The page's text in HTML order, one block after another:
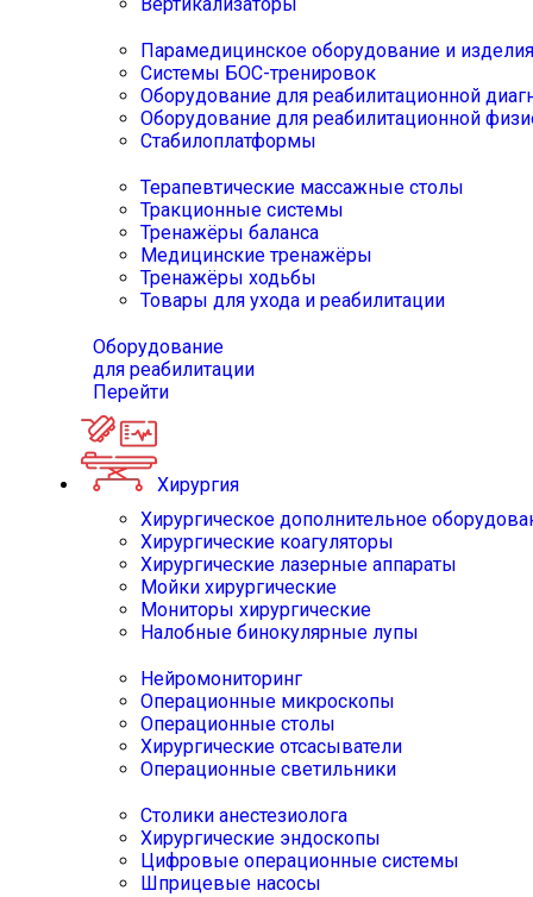
Парамедицинское оборудование и изделия
Системы БОС-тренировок
Оборудование для реабилитационной
Оборудование для реабилитационной
Стабилоплатформы
Терапевтические массажные столы
Тракционные системы
Тренажёры баланса
Медицинские тренажёры
Тренажёры ходьбы
Товары для ухода и реабилитации
Оборудование
для реабилитации
Перейти
Хирургия
Хирургическое дополнительное
Хирургические коагуляторы
Хирургические лазерные аппараты
Мойки хирургические
Мониторы хирургические
Налобные бинокулярные лупы
Нейромониторинг
Операционные микроскопы
Операционные столы
Хирургические отсасыватели
Операционные светильники
Столики анестезиолога
Хирургические эндоскопы
Цифровые операционные системы
Шприцевые насосы